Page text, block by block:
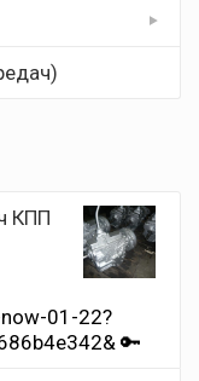
КПП
01-22?
🔑